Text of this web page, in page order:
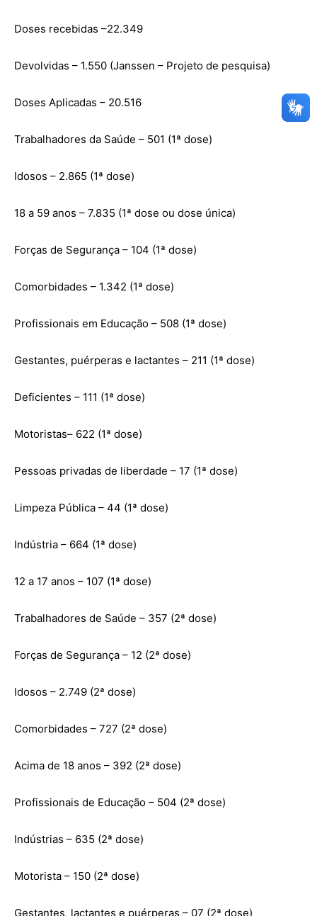
powered by
Doses recebidas –22.349
Devolvidas – 1.550 (Janssen – Projeto de pesquisa)
Doses Aplicadas – 20.516
Trabalhadores da Saúde – 501 (1ª dose)
Idosos – 2.865 (1ª dose)
18 a 59 anos – 7.835 (1ª dose ou dose única)
Forças de Segurança – 104 (1ª dose)
Comorbidades – 1.342 (1ª dose)
Profissionais em Educação – 508 (1ª dose)
Gestantes, puérperas e lactantes – 211 (1ª dose)
Deficientes – 111 (1ª dose)
Motoristas– 622 (1ª dose)
Pessoas privadas de liberdade – 17 (1ª dose)
Limpeza Pública – 44 (1ª dose)
Indústria – 664 (1ª dose)
12 a 17 anos – 107 (1ª dose)
Trabalhadores de Saúde – 357 (2ª dose)
Forças de Segurança – 12 (2ª dose)
Idosos – 2.749 (2ª dose)
Comorbidades – 727 (2ª dose)
Acima de 18 anos – 392 (2ª dose)
Profissionais de Educação – 504 (2ª dose)
Indústrias – 635 (2ª dose)
Motorista – 150 (2ª dose)
Gestantes, lactantes e puérperas – 07 (2ª dose)